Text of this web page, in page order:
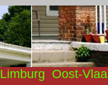
Limburg Oost-